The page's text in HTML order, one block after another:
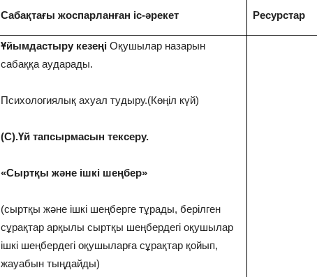
Сабақтағы жоспарланған іс-әрекет Ресурстар
Ұйымдастыру кезеңі Оқушылар назарын
сабаққа аударады.
Психологиялық ахуал тудыру.(Көңіл күй)
(С).Үй тапсырмасын тексеру.
«Сыртқы және ішкі шеңбер»
(сыртқы және ішкі шеңберге тұрады, берілген
сұрақтар арқылы сыртқы шеңбердегі оқушылар
ішкі шеңбердегі оқушыларға сұрақтар қойып,
жауабын тыңдайды)